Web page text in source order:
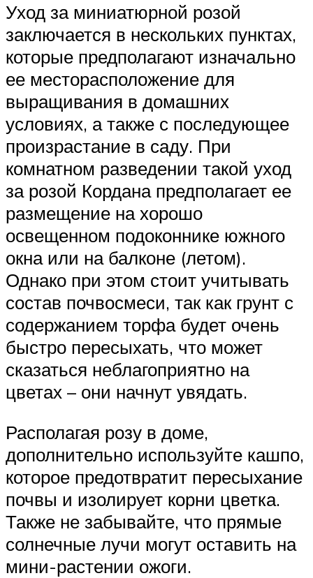
Уход за миниатюрной розой
заключается в нескольких пунктах,
которые предполагают изначально
ее месторасположение для
выращивания в домашних
условиях, а также с последующее
произрастание в саду. При
комнатном разведении такой уход
за розой Кордана предполагает ее
размещение на хорошо
освещенном подоконнике южного
окна или на балконе (летом).
Однако при этом стоит учитывать
состав почвосмеси, так как грунт с
содержанием торфа будет очень
быстро пересыхать, что может
сказаться неблагоприятно на
цветах – они начнут увядать.
Располагая розу в доме,
дополнительно используйте кашпо,
которое предотвратит пересыхание
почвы и изолирует корни цветка.
Также не забывайте, что прямые
солнечные лучи могут оставить на
мини-растении ожоги.